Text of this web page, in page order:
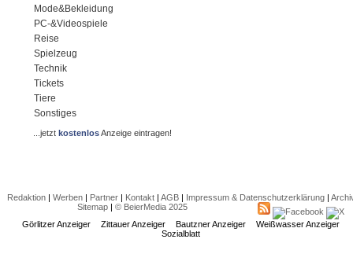
Mode&Bekleidung
PC-&Videospiele
Reise
Spielzeug
Technik
Tickets
Tiere
Sonstiges
...jetztkostenlosAnzeige eintragen!
Redaktion| Werben| Partner| Kontakt| AGB| Impressum & Datenschutzerklärung|
Sitemap| © BeierMedia 2025
Görlitzer Anzeiger
Zittauer Anzeiger Bautzner Anzeiger
Weißwasser Anzeiger
Sozialblatt